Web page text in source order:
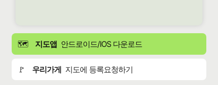
🗺️ 지도앱 안드로이드/IOS 다운로드
🚩 우리가게 지도에 등록요청하기